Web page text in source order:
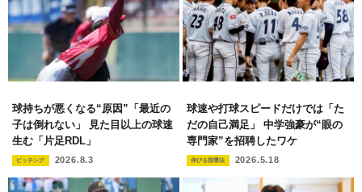
球持ちが悪くなる“原因”「最近の
子は倒れない」 見た目以上の球速
生む「片足RDL」
ピッチング 2026.8.3
球速や打球スピードだけでは「た
だの自己満足」 中学強豪が“眼の
専門家”を招聘したワケ
伸びる指導法 2026.5.18